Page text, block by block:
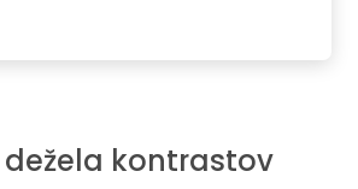
dežela kontrastov